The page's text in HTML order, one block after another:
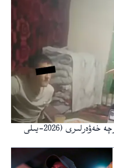
ئەركىن ئاسىيا رادىيوسى ئۇيغۇرچە خەۋەرلىرى (2026-يىلى